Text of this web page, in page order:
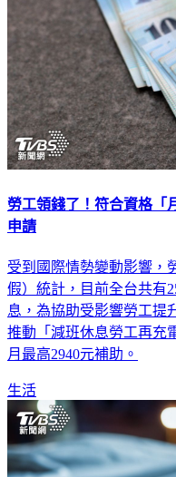
勞工領錢了！符合資格
申請
受到國際情勢變動影響，
假）統計，目前全台共有
息，為協助受影響勞工提
推動「減班休息勞工再充
月最高2940元補助。
生活